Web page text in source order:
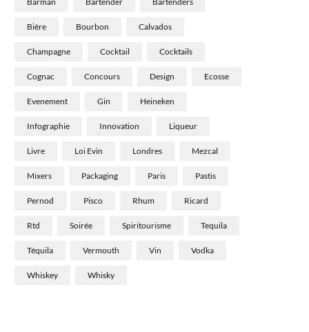
Bière Bourbon Calvados
Champagne Cocktail Cocktails
Cognac Concours Design Ecosse
Evenement Gin Heineken
Infographie Innovation Liqueur
Livre Loi Evin Londres Mezcal
Mixers Packaging Paris Pastis
Pernod Pisco Rhum Ricard
Rtd Soirée Spiritourisme Tequila
Téquila Vermouth Vin Vodka
Whiskey Whisky